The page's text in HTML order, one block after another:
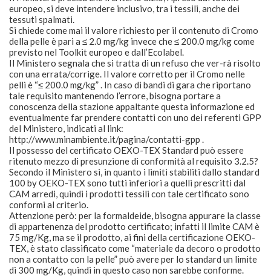
europeo, si deve intendere inclusivo, tra i tessili, anche dei
tessuti spalmati.
Si chiede come mai il valore richiesto per il contenuto di Cromo
della pelle è pari a ≤ 2.0 mg/kg invece che ≤ 200.0 mg/kg come
previsto nel Toolkit europeo e dall’Ecolabel.
Il Ministero segnala che si tratta di un refuso che ver-rà risolto
con una errata/corrige. Il valore corretto per il Cromo nelle
pelli è “≤ 200.0 mg/kg” . In caso di bandi di gara che riportano
tale requisito mantenendo l’errore, bisogna portare a
conoscenza della stazione appaltante questa informazione ed
eventualmente far prendere contatti con uno dei referenti GPP
del Ministero, indicati al link:
http://www.minambiente.it/pagina/contatti-gpp .
Il possesso del certificato OEXO-TEX Standard può essere
ritenuto mezzo di presunzione di conformità al requisito 3.2.5?
Secondo il Ministero sì, in quanto i limiti stabiliti dallo standard
100 by OEKO-TEX sono tutti inferiori a quelli prescritti dal
CAM arredi, quindi i prodotti tessili con tale certificato sono
conformi al criterio.
Attenzione però: per la formaldeide, bisogna appurare la classe
di appartenenza del prodotto certificato; infatti il limite CAM è
75 mg/Kg, ma se il prodotto, ai fini della certificazione OEKO-
TEX, è stato classificato come “materiale da decoro o prodotto
non a contatto con la pelle” può avere per lo standard un limite
di 300 mg/Kg, quindi in questo caso non sarebbe conforme.